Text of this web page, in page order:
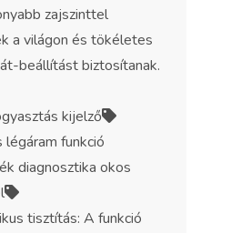
zajszinttel
a világon és tökéletes
beállítást biztosítanak.
kijelző
légáram funkció
diagnosztika okos
tisztítás: A funkció